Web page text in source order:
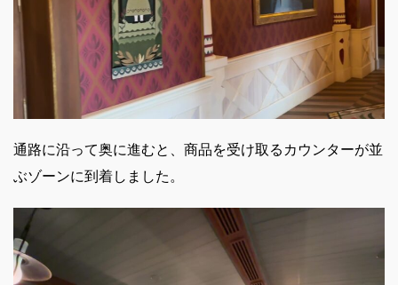
通路に沿って奥に進むと、商品を受け取るカウンターが並
ぶゾーンに到着しました。